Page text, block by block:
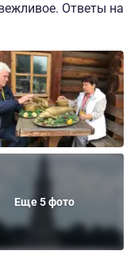
Ответы на
Еще 5 фото